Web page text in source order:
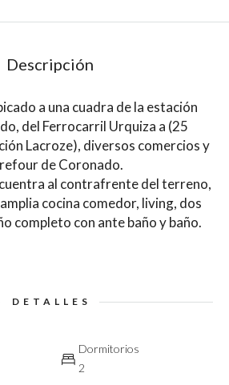
Descripción
a una cuadra de la estación
del Ferrocarril Urquiza a (25
Lacroze), diversos comercios y
de Coronado.
al contrafrente del terreno,
cocina comedor, living, dos
completo con ante baño y baño.
DETALLES
Dormitorios
2